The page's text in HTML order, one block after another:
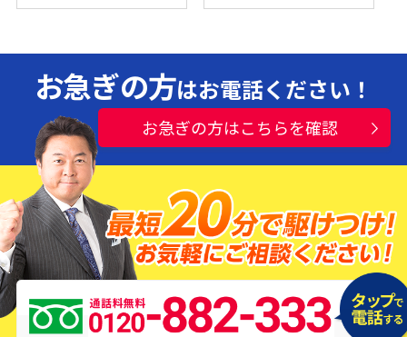
お急ぎの方はお電話ください！
お急ぎの方はこちらを確認
水漏れ・つまり・修理お電話一本ですぐ
にお伺いします！